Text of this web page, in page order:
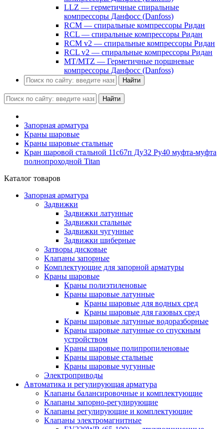
LLZ — герметичные спиральные
компрессоры Данфосс (Danfoss)
RCM — спиральные компрессоры Ридан
RCL — спиральные компрессоры Ридан
RCM v2 — спиральные компрессоры Ридан
RCL v2 — спиральные компрессоры Ридан
MT/MTZ — Герметичные поршневые
компрессоры Данфосс (Danfoss)
Найти
Найти
Запорная арматура
Краны шаровые
Краны шаровые стальные
Кран шаровой стальной 11с67п Ду32 Ру40 муфта-муфта
полнопроходной Titan
Каталог товаров
Запорная арматура
Задвижки
Задвижки латунные
Задвижки стальные
Задвижки чугунные
Задвижки шиберные
Затворы дисковые
Клапаны запорные
Комплектующие для запорной арматуры
Краны шаровые
Краны полиэтиленовые
Краны шаровые латунные
Краны шаровые для водных сред
Краны шаровые для газовых сред
Краны шаровые латунные водоразборные
Краны шаровые латунные со спускным
устройством
Краны шаровые полипропиленовые
Краны шаровые стальные
Краны шаровые чугунные
Электроприводы
Автоматика и регулирующая арматура
Клапаны балансировочные и комплектующие
Клапаны запорно-регулирующие
Клапаны регулирующие и комплектующие
Клапаны электромагнитные